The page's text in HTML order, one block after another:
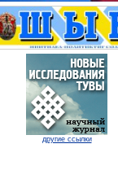
другие ссылки